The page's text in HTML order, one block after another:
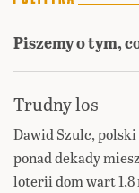
Piszemy o tym,
Trudny los
Dawid Szulc,
ponad dekady
loterii dom wart 1,8